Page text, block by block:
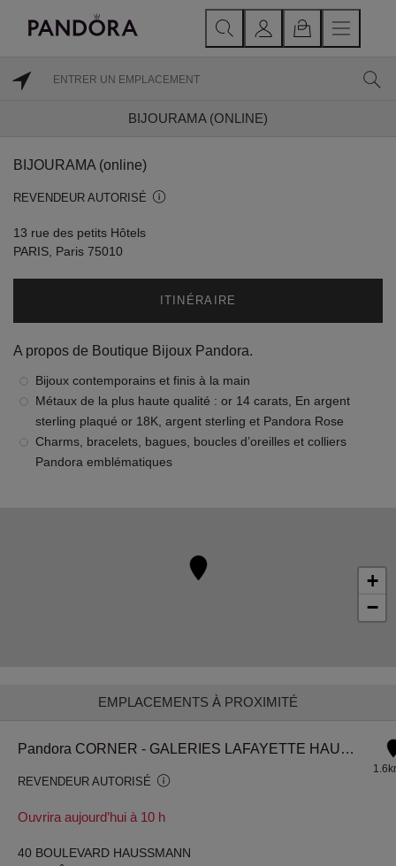
BIJOURAMA (ONLINE)
BIJOURAMA (online)
REVENDEUR AUTORISÉ
13 rue des petits Hôtels
PARIS, Paris 75010
ITINÉRAIRE
A propos de Boutique Bijoux Pandora.
Bijoux contemporains et finis à la main
Métaux de la plus haute qualité : or 14 carats, En argent
sterling plaqué or 18K, argent sterling et Pandora Rose
Charms, bracelets, bagues, boucles d’oreilles et colliers
Pandora emblématiques
+
−
EMPLACEMENTS À PROXIMITÉ
Pandora CORNER - GALERIES LAFAYETTE HAUSSMANN
REVENDEUR AUTORISÉ
Ouvrira aujourd’hui à 10 h
40 BOULEVARD HAUSSMANN